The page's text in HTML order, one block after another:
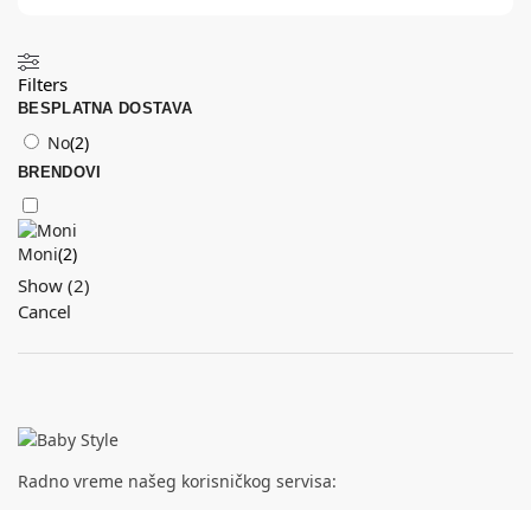
Filters
BESPLATNA DOSTAVA
No(2)
BRENDOVI
Moni(2)
Show (2)
Cancel
Radno vreme našeg korisničkog servisa: